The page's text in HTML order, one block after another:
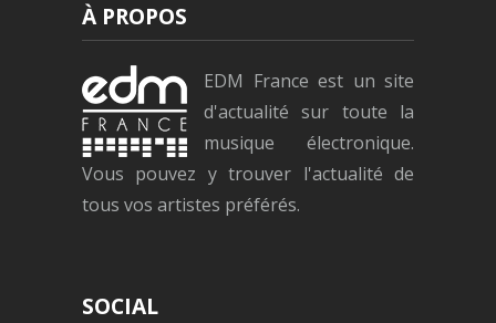
À PROPOS
EDM France est un site
d'actualité sur toute la
musique électronique.
Vous pouvez y trouver l'actualité de
tous vos artistes préférés.
SOCIAL